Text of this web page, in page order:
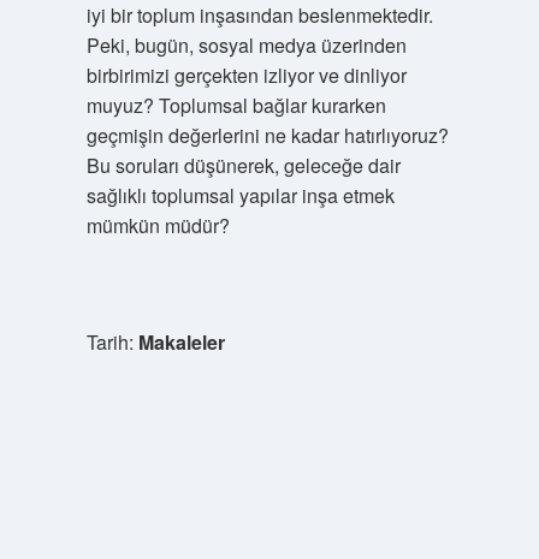
iyi bir toplum inşasından beslenmektedir.
Peki, bugün, sosyal medya üzerinden
birbirimizi gerçekten izliyor ve dinliyor
muyuz? Toplumsal bağlar kurarken
geçmişin değerlerini ne kadar hatırlıyoruz?
Bu soruları düşünerek, geleceğe dair
sağlıklı toplumsal yapılar inşa etmek
mümkün müdür?
Tarih: Makaleler